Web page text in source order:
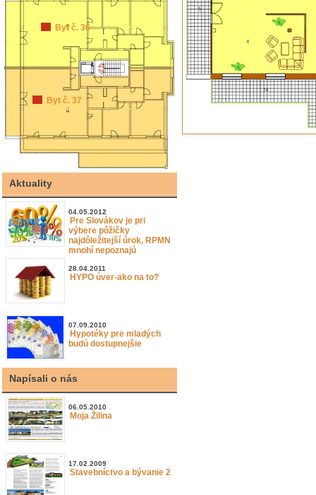
Byt č. 36
Byt č. 37
Aktuality
04.05.2012
Pre Slovákov je pri
výbere pôžičky
najdôležitejší úrok, RPMN
mnohí nepoznajú
28.04.2011
HYPO úver-ako na to?
07.09.2010
Hypotéky pre mladých
budú dostupnejšie
Napísali o nás
06.05.2010
Moja Žilina
17.02.2009
Stavebníctvo a bývanie 2